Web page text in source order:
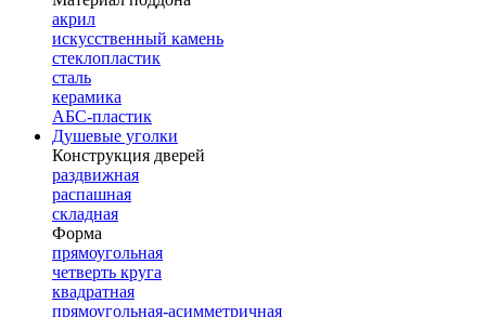
акрил
искусственный камень
стеклопластик
сталь
керамика
АБС-пластик
Душевые уголки
Конструкция дверей
раздвижная
распашная
складная
Форма
прямоугольная
четверть круга
квадратная
прямоугольная-асимметричная